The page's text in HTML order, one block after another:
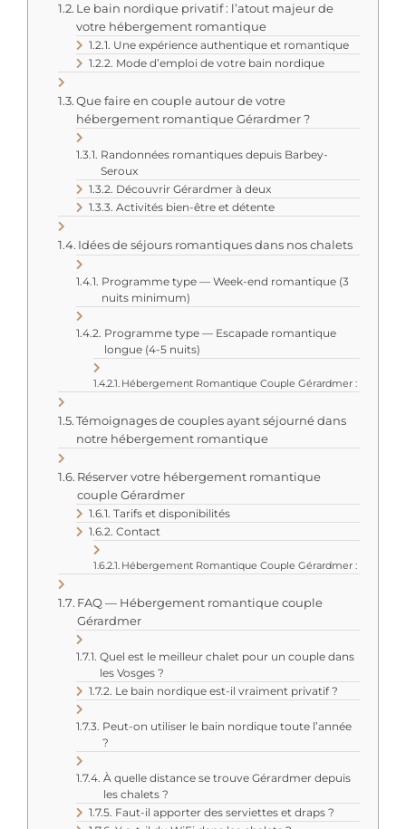
Le bain nordique privatif : l’atout majeur de
votre hébergement romantique
Une expérience authentique et romantique
Mode d’emploi de votre bain nordique
Que faire en couple autour de votre
hébergement romantique Gérardmer ?
Randonnées romantiques depuis Barbey-
Seroux
Découvrir Gérardmer à deux
Activités bien-être et détente
Idées de séjours romantiques dans nos chalets
Programme type — Week-end romantique (3
nuits minimum)
Programme type — Escapade romantique
longue (4-5 nuits)
Hébergement Romantique Couple Gérardmer :
Témoignages de couples ayant séjourné dans
notre hébergement romantique
Réserver votre hébergement romantique
couple Gérardmer
Tarifs et disponibilités
Contact
Hébergement Romantique Couple Gérardmer :
FAQ — Hébergement romantique couple
Gérardmer
Quel est le meilleur chalet pour un couple dans
les Vosges ?
Le bain nordique est-il vraiment privatif ?
Peut-on utiliser le bain nordique toute l’année
?
À quelle distance se trouve Gérardmer depuis
les chalets ?
Faut-il apporter des serviettes et draps ?